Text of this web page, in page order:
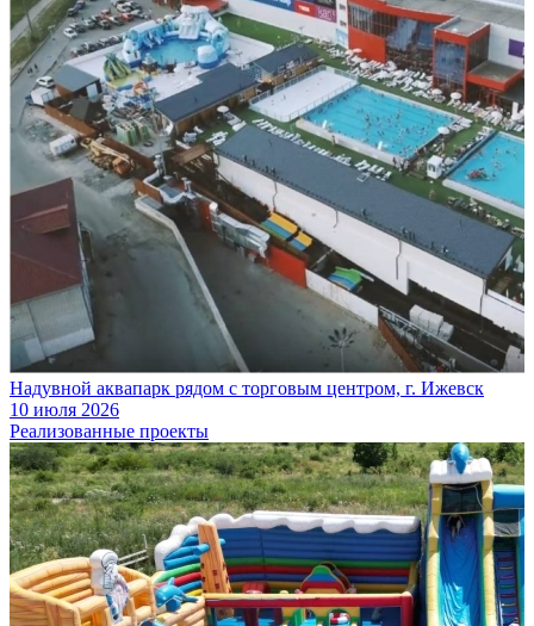
Надувной аквапарк рядом с торговым центром, г. Ижевск
10 июля 2026
Реализованные проекты